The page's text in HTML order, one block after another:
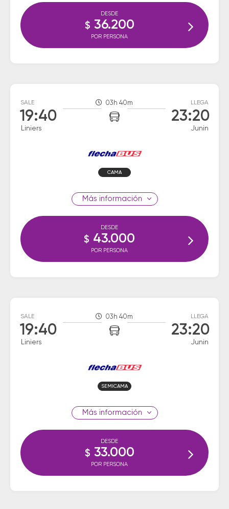
DESDE
$ 36.200
POR PERSONA
SALE
19:40
Liniers
03h 40m LLEGA
23:20
Junin
CAMA
información
DESDE
$ 43.000
POR PERSONA
SALE
19:40
Liniers
03h 40m LLEGA
23:20
Junin
SEMICAMA
información
DESDE
$ 33.000
POR PERSONA